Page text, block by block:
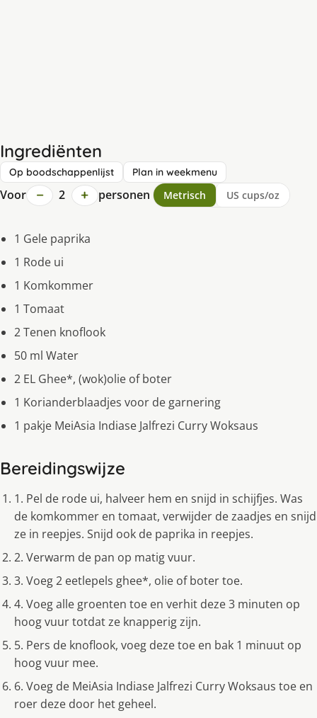
Ingrediënten
Op boodschappenlijst Plan in weekmenu
Voor − 2 + personen Metrisch US cups/oz
1 Gele paprika
1 Rode ui
1 Komkommer
1 Tomaat
2 Tenen knoflook
50 ml Water
2 EL Ghee*, (wok)olie of boter
1 Korianderblaadjes voor de garnering
1 pakje MeiAsia Indiase Jalfrezi Curry Woksaus
Bereidingswijze
1. Pel de rode ui, halveer hem en snijd in schijfjes. Was
de komkommer en tomaat, verwijder de zaadjes en snijd
ze in reepjes. Snijd ook de paprika in reepjes.
2. Verwarm de pan op matig vuur.
3. Voeg 2 eetlepels ghee*, olie of boter toe.
4. Voeg alle groenten toe en verhit deze 3 minuten op
hoog vuur totdat ze knapperig zijn.
5. Pers de knoflook, voeg deze toe en bak 1 minuut op
hoog vuur mee.
6. Voeg de MeiAsia Indiase Jalfrezi Curry Woksaus toe en
roer deze door het geheel.